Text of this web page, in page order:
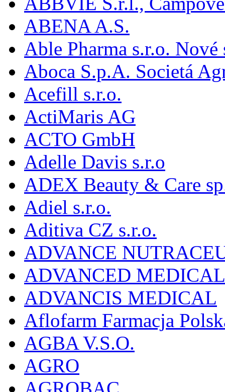
ABENA A.S.
Able Pharma s.r.o.
Aboca S.p.A. Societá
Acefill s.r.o.
ActiMaris AG
ACTO GmbH
Adelle Davis s.r.o
ADEX Beauty & Care
Adiel s.r.o.
Aditiva CZ s.r.o.
ADVANCE
ADVANCED
ADVANCIS MEDICAL
Aflofarm Farmacja
AGBA V.S.O.
AGRO